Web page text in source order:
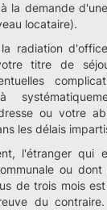
la demande
locataire).
d'office
titre de
ou votre
les délais
qui
ou
de trois mois
du